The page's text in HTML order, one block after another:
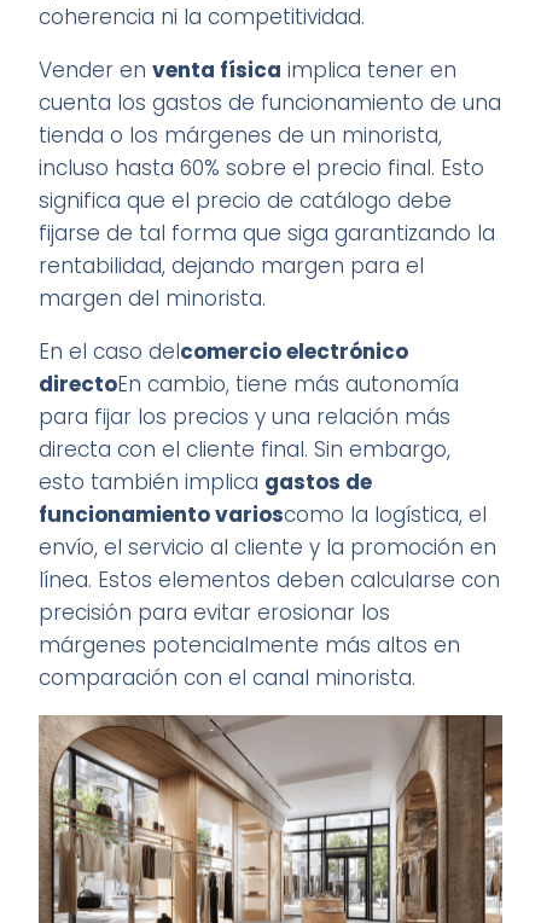
coherencia ni la competitividad.
Vender enventa física implica tener en
cuenta los gastos de funcionamiento de una
tienda o los márgenes de un minorista,
incluso hasta 60% sobre el precio final. Esto
significa que el precio de catálogo debe
fijarse de tal forma que siga garantizando la
rentabilidad, dejando margen para el
margen del minorista.
En el caso delcomercio electrónico
directoEn cambio, tiene más autonomía
para fijar los precios y una relación más
directa con el cliente final. Sin embargo,
esto también implica gastos de
funcionamiento varioscomo la logística, el
envío, el servicio al cliente y la promoción en
línea. Estos elementos deben calcularse con
precisión para evitar erosionar los
márgenes potencialmente más altos en
comparación con el canal minorista.